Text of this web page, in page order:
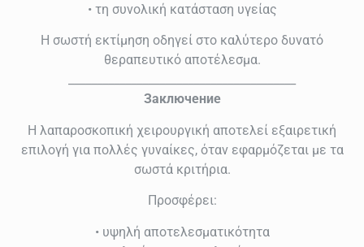
• τη συνολική κατάσταση υγείας
Η σωστή εκτίμηση οδηγεί στο καλύτερο δυνατό
θεραπευτικό αποτέλεσμα.
Заключение
Η λαπαροσκοπική χειρουργική αποτελεί εξαιρετική
επιλογή για πολλές γυναίκες, όταν εφαρμόζεται με τα
σωστά κριτήρια.
Προσφέρει:
• υψηλή αποτελεσματικότητα